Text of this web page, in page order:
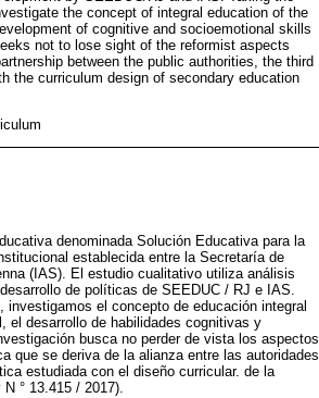
the concept of integral education of the
of cognitive and socioemotional skills
not to lose sight of the reformist aspects
between the public authorities, the third
the curriculum design of secondary education
denominada Solución Educativa para la
establecida entre la Secretaría de
(IAS). El estudio cualitativo utiliza análisis
de políticas de SEEDUC / RJ e IAS.
el concepto de educación integral
el desarrollo de habilidades cognitivas y
busca no perder de vista los aspectos
que se deriva de la alianza entre las autoridades
estudiada con el diseño curricular. de la
° 13.415 / 2017).